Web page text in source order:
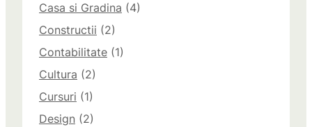
Casa si Gradina (4)
Constructii (2)
Contabilitate (1)
Cultura (2)
Cursuri (1)
Design (2)